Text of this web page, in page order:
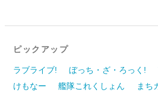
ピックアップ
ラブライブ! ぼっち・ざ・ろっく!
けもなー
艦隊これくしょん
まち